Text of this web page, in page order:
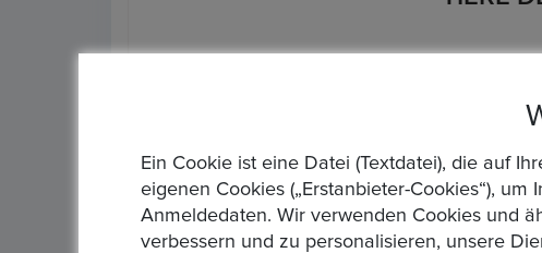
Lieferzeit :1 Tag
Rücknahmegarantie : Privatverkauf, keine Rücknahme
Ein Cookie ist eine Datei (Textdatei), die auf
eigenen Cookies („Erstanbieter-Cookies“),
Anmeldedaten. Wir verwenden Cookies und
verbessern und zu personalisieren, unsere